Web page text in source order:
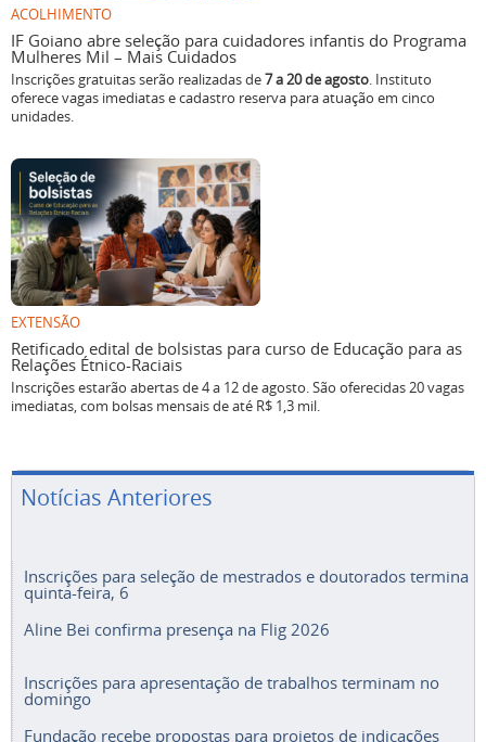
ACOLHIMENTO
IF Goiano abre seleção para cuidadores infantis do Programa
Mulheres Mil – Mais Cuidados
Inscrições gratuitas serão realizadas de7 a 20 de agosto. Instituto
oferece vagas imediatas e cadastro reserva para atuação em cinco
unidades.
EXTENSÃO
Retificado edital de bolsistas para curso de Educação para as
Relações Étnico-Raciais
Inscrições estarão abertas de 4 a 12 de agosto. São oferecidas 20 vagas
imediatas, com bolsas mensais de até R$ 1,3 mil.
Notícias Anteriores
Inscrições para seleção de mestrados e doutorados termina
quinta-feira, 6
Aline Bei confirma presença na Flig 2026
Inscrições para apresentação de trabalhos terminam no
domingo
Fundação recebe propostas para projetos de indicações